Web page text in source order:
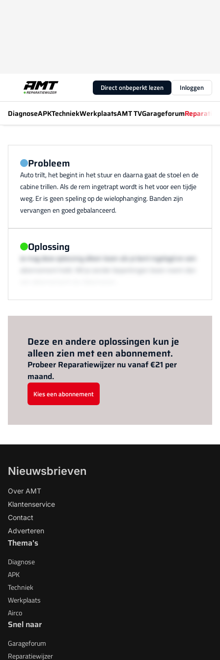
Direct onbeperkt lezen Inloggen
DiagnoseAPKTechniekWerkplaatsAMT TVGarageforum
Probleem
Auto trilt, het begint in het stuur en daarna gaat de stoel en de
cabine trillen. Als de rem ingetrapt wordt is het voor een tijdje
weg. Er is geen speling op de wielophanging. Banden zijn
vervangen en goed gebalanceerd.
Oplossing
Je mag deze oplossing alleen lezen als je bent ingelogd en een
Deze en andere oplossingen kun je
alleen zien met een abonnement.
Probeer Reparatiewijzer nu vanaf €21 per
maand.
Kies een abonnement
Nieuwsbrieven
Over AMT
Klantenservice
Contact
Adverteren
Thema's
Diagnose
APK
Techniek
Werkplaats
Airco
Snel naar
Garageforum
Reparatiewijzer